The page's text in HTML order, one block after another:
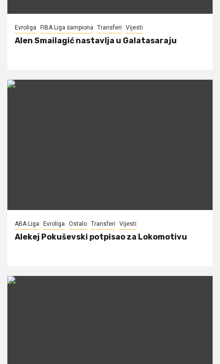
Evroliga FIBA Liga šampiona Transferi Vijesti
Alen Smailagić nastavlja u Galatasaraju
ABA Liga Evroliga Ostalo Transferi Vijesti
Alekej Pokuševski potpisao za Lokomotivu